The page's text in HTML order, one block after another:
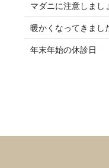
マダニに注意しまし
暖かくなってきまし
年末年始の休診日